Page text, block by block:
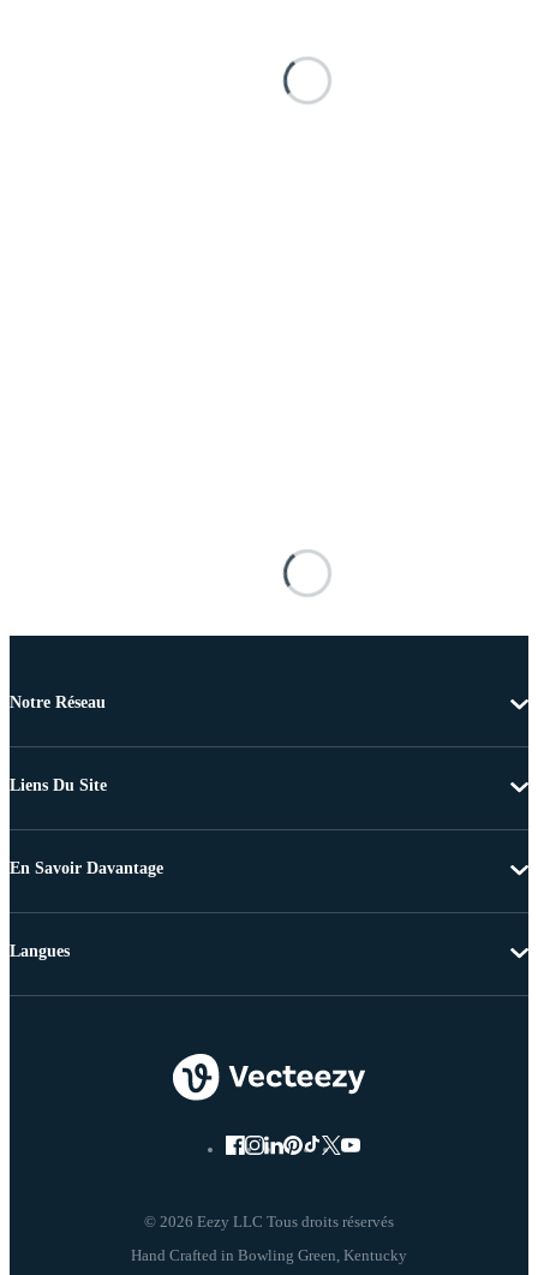
Notre Réseau
Liens Du Site
En Savoir Davantage
© 2026 Eezy LLC Tous droits réservés
Langues